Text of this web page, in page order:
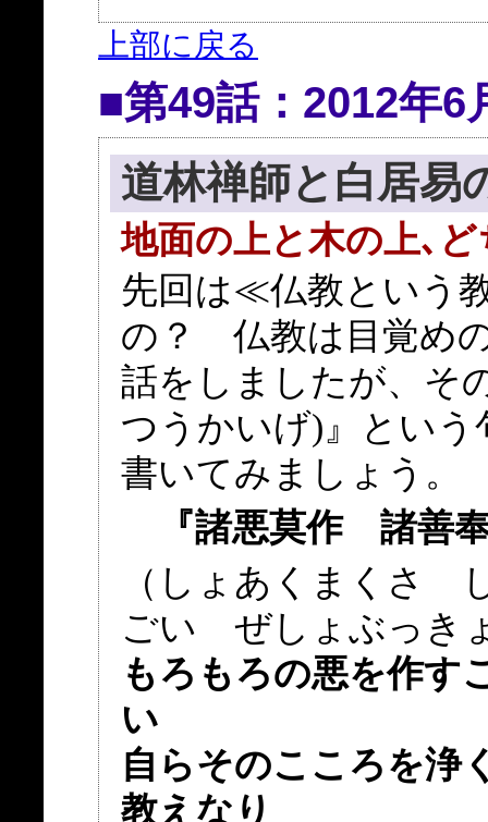
上部に戻る
■第49話：2012年6
道林禅師と白居易
地面の上と木の上､
先回は≪仏教という
の？ 仏教は目覚め
話をしましたが、そ
つうかいげ)』とい
書いてみましょう。
『諸悪莫作 諸善
（しょあくまくさ
ごい ぜしょぶっき
もろもろの悪を作
い
自らそのこころを
教えなり